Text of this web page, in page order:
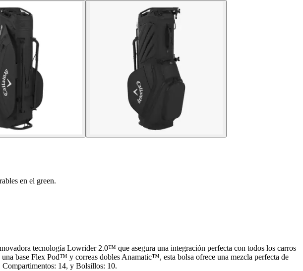
en el green.
tecnología Lowrider 2.0™ que asegura una integración perfecta con todos los carros
base Flex Pod™ y correas dobles Anamatic™, esta bolsa ofrece una mezcla perfecta de
Compartimentos: 14, y Bolsillos: 10.